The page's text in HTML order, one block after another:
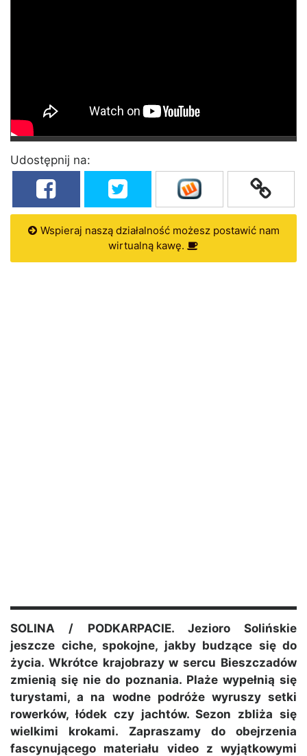
Udostępnij na:
Wspieraj naszą działalność możesz postawić nam
wirtualną kawę.
SOLINA / PODKARPACIE. Jezioro Solińskie
jeszcze ciche, spokojne, jakby budzące się do
życia. Wkrótce krajobrazy w sercu Bieszczadów
zmienią się nie do poznania. Plaże wypełnią się
turystami, a na wodne podróże wyruszy setki
rowerków, łódek czy jachtów. Sezon zbliża się
wielkimi krokami. Zapraszamy do obejrzenia
fascynującego materiału video z wyjątkowymi